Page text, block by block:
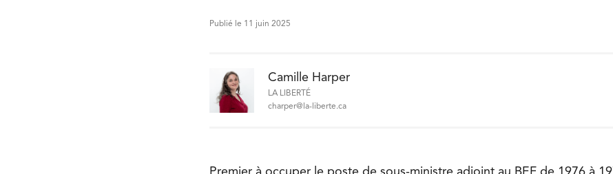
Publié le 11 juin 2025
Camille Harper
LA LIBERTÉ
charper@la-liberte.ca